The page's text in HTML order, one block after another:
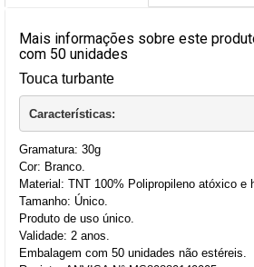
Mais informações sobre este
com 50 unidades
Touca turbante
Características:
Gramatura: 30g
Cor: Branco.
Material: TNT 100% Polipropileno atóxico e
Tamanho: Único.
Produto de uso único.
Validade: 2 anos.
Embalagem com 50 unidades não estéreis.